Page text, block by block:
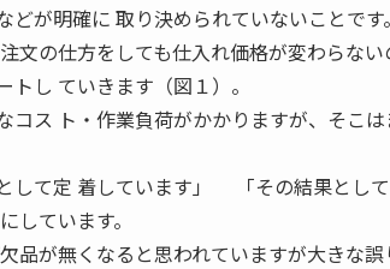
が明確に 取り決められていないことです。
文の仕方をしても仕入れ価格が変わらな
し ていきます（図１）。
コス ト・作業負荷がかかりますが、そこ
して定 着しています」 「その結果とし
しています。
品が無くなると思われていますが大きな誤